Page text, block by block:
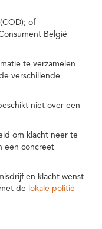
of
België
te verzamelen
verschillende
niet over een
om klacht neer te
een concreet
en klacht wenst
de lokale politie